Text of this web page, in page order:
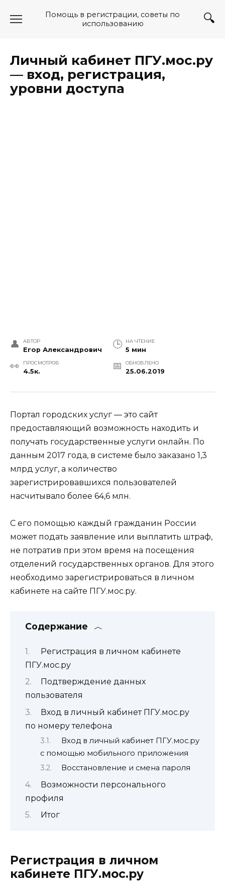
Помощь в регистрации, советы по
использованию
Личный кабинет ПГУ.мос.ру
— вход, регистрация,
уровни доступа
АВТОР
Егор Александрович
НА ЧТЕНИЕ
5 мин
ПРОСМОТРОВ
4.5к.
ОБНОВЛЕНО
25.06.2019
Портал городских услуг — это сайт
предоставляющий возможность находить и
получать государственные услуги онлайн. По
данным 2017 года, в системе было заказано 1,3
млрд услуг, а количество
зарегистрировавшихся пользователей
насчитывало более 64,6 млн.
С его помощью каждый гражданин России
может подать заявление или выплатить штраф,
не потратив при этом время на посещения
отделений государственных органов. Для этого
необходимо зарегистрироваться в личном
кабинете на сайте ПГУ.мос.ру.
Содержание
Регистрация в личном кабинете
ПГУ.мос.ру
Подтверждение данных
пользователя
Вход в личный кабинет ПГУ.мос.ру
по номеру телефона
Вход в личный кабинет ПГУ.мос.ру
с помощью мобильного приложения
Восстановление и смена пароля
Возможности персонального
профиля
Итог
Регистрация в личном
кабинете ПГУ.мос.ру